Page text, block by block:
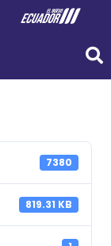
7380
819.31 KB